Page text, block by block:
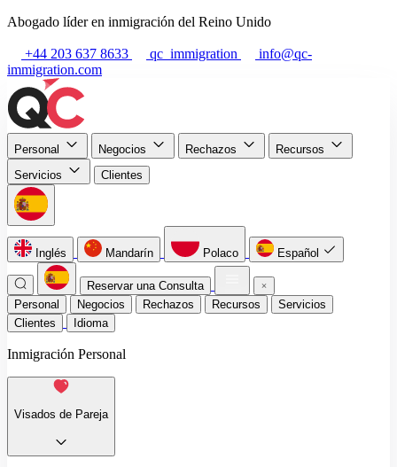
Abogado líder en inmigración del Reino Unido
+44 203 637 8633 qc_immigration
info@qc-
immigration.com
Personal Negocios Rechazos
Recursos
Servicios
Clientes
Inglés Mandarín Polaco Español
Reservar una Consulta
Personal
Negocios Rechazos Recursos
Servicios
Clientes
Idioma
Inmigración Personal
Visados de Pareja